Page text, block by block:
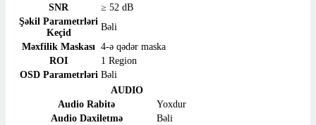
SNR
≥ 52 dB
Şəkil Parametrləri
Keçid
Bəli
Məxfilik Maskası 4-ə qədər maska
ROI
1 Region
OSD Parametrləri Bəli
AUDIO
Audio Rabitə
Yoxdur
Audio Daxiletmə
Bəli